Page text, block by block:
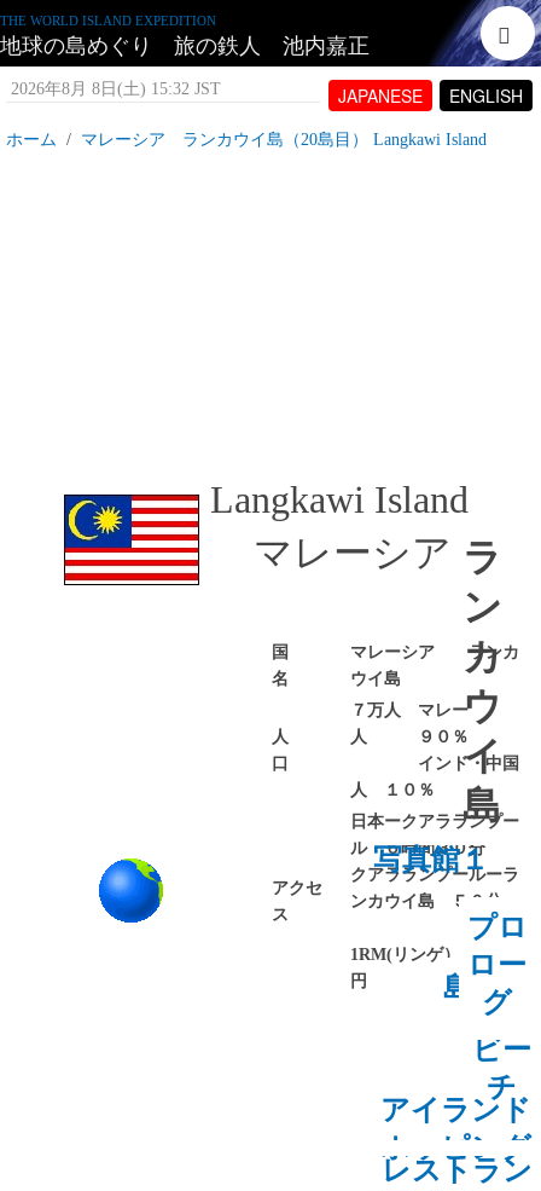
THE WORLD ISLAND EXPEDITION
地球の島めぐり 旅の鉄人 池内嘉正
JAPANESE ENGLISH
2026年8月 8日(土) 15:32 JST
ホーム マレーシア ランカウイ島（20島目） Langkawi Island
プロ
ロー
グ
Langkawi Island
マレーシア
レストラン
ビー
チ
ラ
ン
カ
ウ
イ
島
アイランド
ホッピング
島内観
光
写真館１
国
名
マレーシア ランカ
ウイ島
人
口
７万人 マレー
人 ９０％
インド・中国
人 １０％
アクセ
ス
日本ークアラランプー
ル ６時間３０分
クアラランプールーラ
ンカウイ島 ５０分
1RM(リンゲ）３・４
円